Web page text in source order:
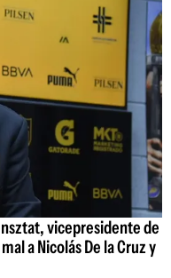
vicepresidente de
a Nicolás De la Cruz y